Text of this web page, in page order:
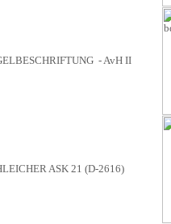
- AvH II
ASK 21 (D-2616)